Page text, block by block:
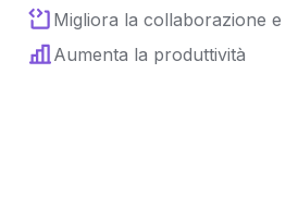
Migliora la collaborazione
Aumenta la produttività